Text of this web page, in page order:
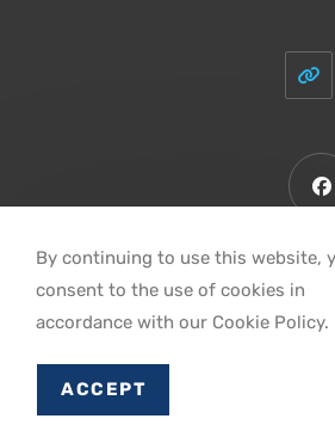
in
a
new
in
© 2026 滙基書院 UNITED
By continuing to use this website,
consent to the use of cookies in
accordance with our Cookie Policy.
ACCEPT